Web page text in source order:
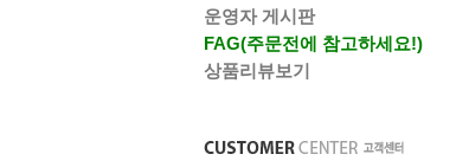
운영자 게시판
FAG(주문전에 참고하세요!)
상품리뷰보기